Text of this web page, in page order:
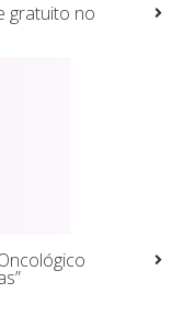
gratuito no